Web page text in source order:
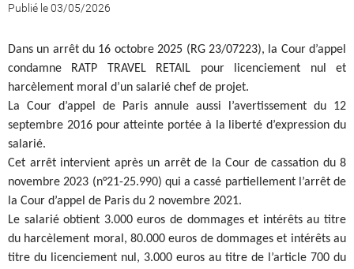
Publié le 03/05/2026
Dans un arrêt du 16 octobre 2025 (RG 23/07223), la Cour d’appel
condamne RATP TRAVEL RETAIL pour licenciement nul et
harcèlement moral d’un salarié chef de projet.
La Cour d’appel de Paris annule aussi l’avertissement du 12
septembre 2016 pour atteinte portée à la liberté d’expression du
salarié.
Cet arrêt intervient après un arrêt de la Cour de cassation du 8
novembre 2023 (n°21-25.990) qui a cassé partiellement l’arrêt de
la Cour d’appel de Paris du 2 novembre 2021.
Le salarié obtient 3.000 euros de dommages et intérêts au titre
du harcèlement moral, 80.000 euros de dommages et intérêts au
titre du licenciement nul, 3.000 euros au titre de l’article 700 du